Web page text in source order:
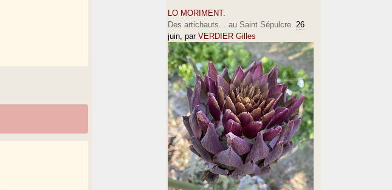
LO MORIMENT.
Des artichauts... au Saint Sépulcre. 26
juin, par VERDIER Gilles